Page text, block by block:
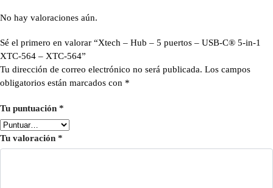
No hay valoraciones aún.
Sé el primero en valorar “Xtech – Hub – 5 puertos – USB-C® 5-in-1
XTC-564 – XTC-564”
Tu dirección de correo electrónico no será publicada. Los campos
obligatorios están marcados con *
Tu puntuación *
Tu valoración *